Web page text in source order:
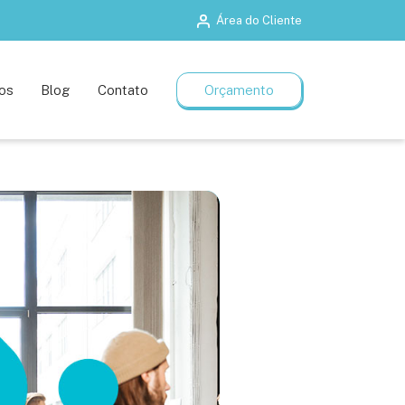
Área do Cliente
Planos flexíveis
Blog Contato Orçamento